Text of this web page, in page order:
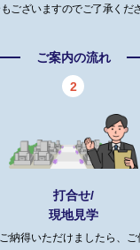
ございますのでご了承くだ
ご案内の流れ
2
打合せ/
現地見学
納得いただけましたら、ご